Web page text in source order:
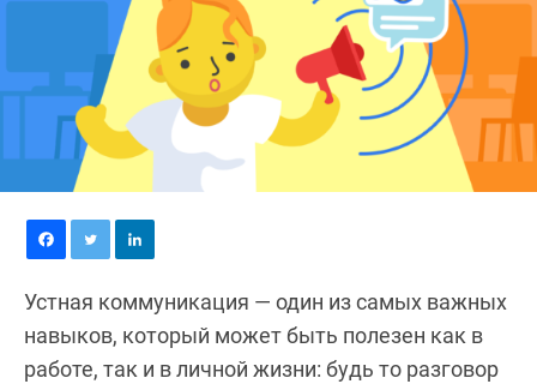
Устная коммуникация — один из самых важных
навыков, который может быть полезен как в
работе, так и в личной жизни: будь то разговор